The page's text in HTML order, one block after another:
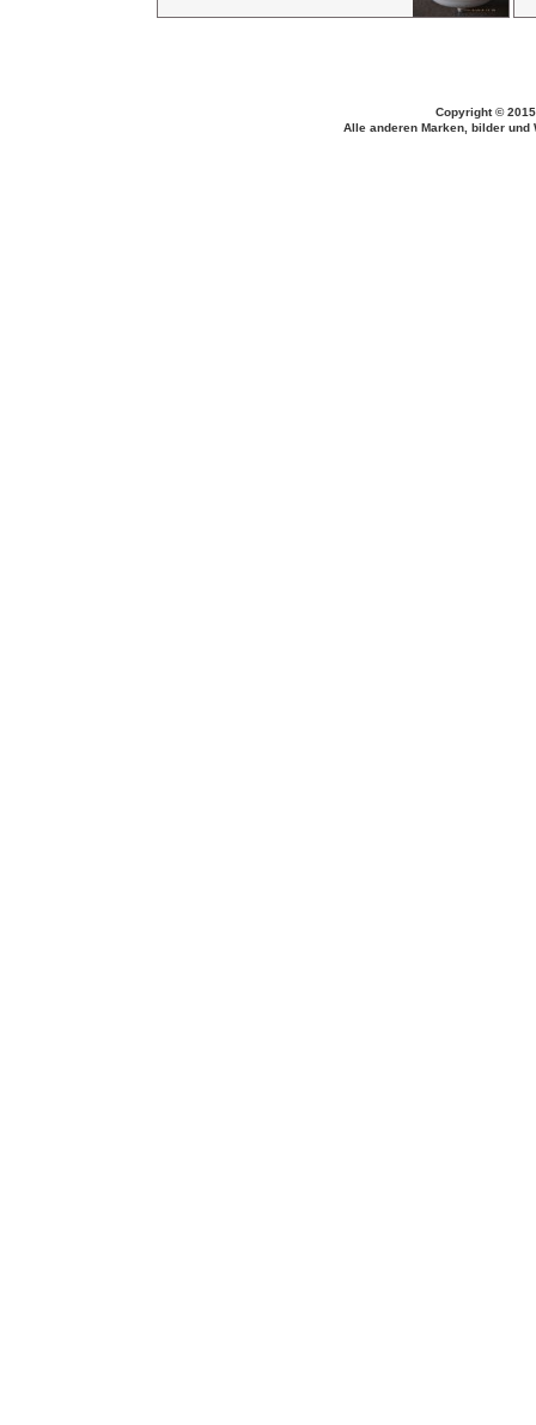
Copyright ©
Alle anderen Marken, bilder und